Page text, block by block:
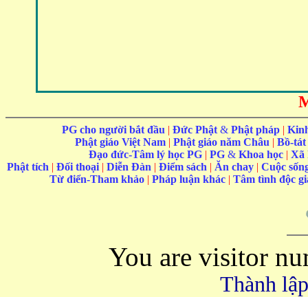
PG cho người bắt đầu | Đức Phật & Phật pháp |
Phật giáo Việt Nam| Phật giáo năm Châu | Bồ-tát
Đạo đức-Tâm lý học PG | PG & Khoa học | Xã
Phật tích | Đối thoại | Diễn Đàn | Điểm sách | Ăn chay | Cuộc
Từ điển-Tham khảo | Pháp luận khác | Tâm tình độc
You are visitor
Thành